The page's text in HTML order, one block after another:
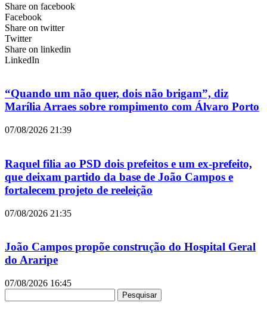
Share on facebook
Facebook
Share on twitter
Twitter
Share on linkedin
LinkedIn
“Quando um não quer, dois não brigam”, diz
Marília Arraes sobre rompimento com Álvaro Porto
07/08/2026 21:39
Raquel filia ao PSD dois prefeitos e um ex-prefeito,
que deixam partido da base de João Campos e
fortalecem projeto de reeleição
07/08/2026 21:35
João Campos propõe construção do Hospital Geral
do Araripe
07/08/2026 16:45
Pesquisar